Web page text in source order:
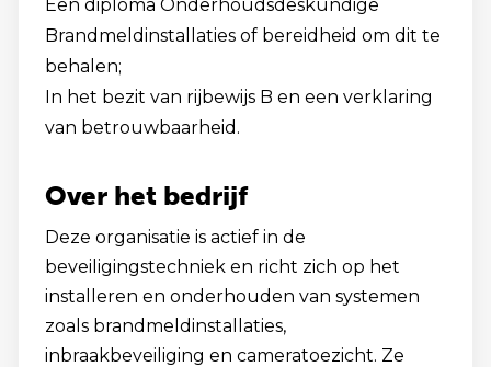
Een diploma Onderhoudsdeskundige
Brandmeldinstallaties of bereidheid om dit te
behalen;
In het bezit van rijbewijs B en een verklaring
van betrouwbaarheid.
Over het bedrijf
Deze organisatie is actief in de
beveiligingstechniek en richt zich op het
installeren en onderhouden van systemen
zoals brandmeldinstallaties,
inbraakbeveiliging en cameratoezicht. Ze